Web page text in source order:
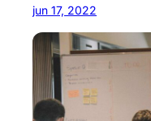
jun 17, 2022